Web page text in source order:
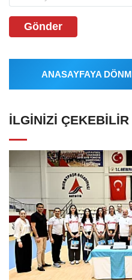
Gönder
ANASAYFAYA
İLGINIZI ÇEKEBILIR